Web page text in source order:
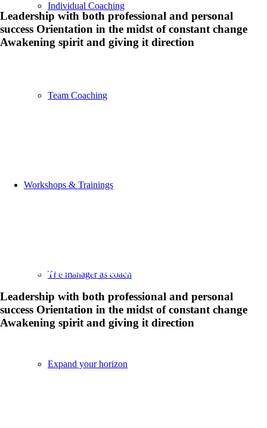
Individual Coaching
Team Coaching
Workshops & Trainings
The manager as coach
Expand your horizon
Leadership with both professional and personal
success Orientation in the midst of constant change
Awakening spirit and giving it direction
Workshops & Trainings
Leadership with both professional and personal
success Orientation in the midst of constant change
Awakening spirit and giving it direction